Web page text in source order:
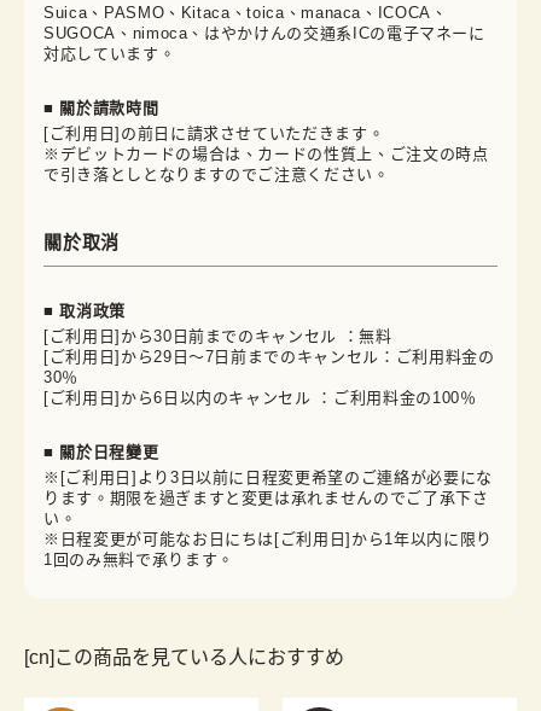
Suica、PASMO、Kitaca、toica、manaca、ICOCA、
SUGOCA、nimoca、はやかけんの交通系ICの電子マネーに
対応しています。
■ 關於請款時間
[ご利用日]の前日に請求させていただきます。
※デビットカードの場合は、カードの性質上、ご注文の時点
で引き落としとなりますのでご注意ください。
關於取消
■ 取消政策
[ご利用日]から30日前までのキャンセル ：無料
[ご利用日]から29日～7日前までのキャンセル：ご利用料金の
30％
[ご利用日]から6日以内のキャンセル ：ご利用料金の100％
■ 關於日程變更
※[ご利用日]より3日以前に日程変更希望のご連絡が必要にな
ります。期限を過ぎますと変更は承れませんのでご了承下さ
い。
※日程変更が可能なお日にちは[ご利用日]から1年以内に限り
1回のみ無料で承ります。
[cn]この商品を見ている人におすすめ